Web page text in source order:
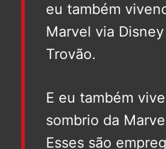
eu também
Marvel via
Trovão.
E eu também
sombrio da
Esses são